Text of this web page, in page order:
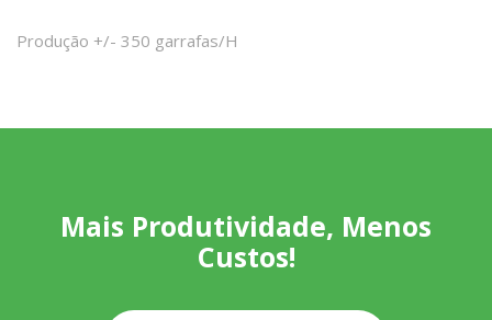
Produção +/- 350 garrafas/H
Mais Produtividade, Menos
Custos!